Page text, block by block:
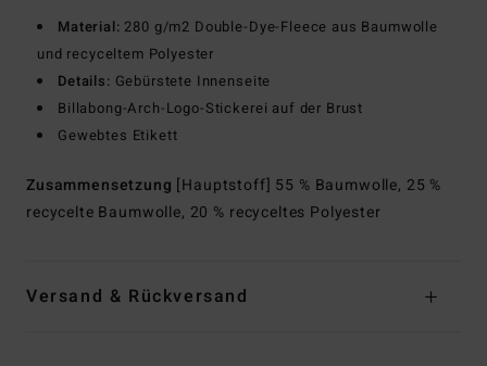
Material: 280 g/m2 Double-Dye-Fleece aus Baumwolle
und recyceltem Polyester
Details: Gebürstete Innenseite
Billabong-Arch-Logo-Stickerei auf der Brust
Gewebtes Etikett
Zusammensetzung [Hauptstoff] 55 % Baumwolle, 25 %
recycelte Baumwolle, 20 % recyceltes Polyester
Versand & Rückversand